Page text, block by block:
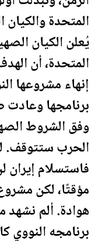
المتحدة
يُعلن الكيان
المتحدة، أن
إنهاء مشروعها
برنامجها
وفق الشروط
الحرب ستتوقف.
فاستسلام إيران
مؤقتًا، لكن
هوادة. ألم
برنامجه النووي